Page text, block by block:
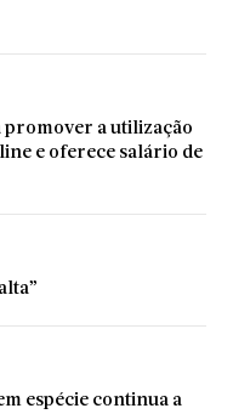
promover a utilização
e oferece salário de
espécie continua a